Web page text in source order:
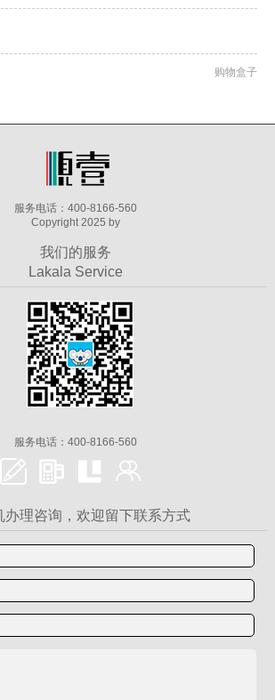
购物盒子
服务电话：400-8166-560
Copyright 2025 by
我们的服务
Lakala Service
服务电话：400-8166-560
办理咨询，欢迎留下联系方式